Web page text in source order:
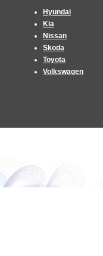
Hyundai
Kia
Nissan
Skoda
Toyota
Volkswagen